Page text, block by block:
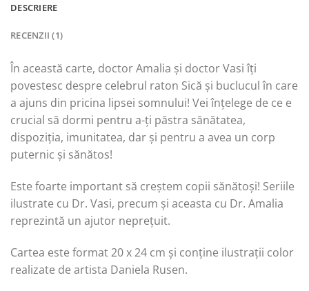
DESCRIERE
RECENZII (1)
În această carte, doctor Amalia și doctor Vasi îți
povestesc despre celebrul raton Sică și buclucul în care
a ajuns din pricina lipsei somnului! Vei înțelege de ce e
crucial să dormi pentru a-ți păstra sănătatea,
dispoziția, imunitatea, dar și pentru a avea un corp
puternic și sănătos!
Este foarte important să creștem copii sănătoși! Seriile
ilustrate cu Dr. Vasi, precum și aceasta cu Dr. Amalia
reprezintă un ajutor neprețuit.
Cartea este format 20 x 24 cm și conține ilustrații color
realizate de artista Daniela Rusen.